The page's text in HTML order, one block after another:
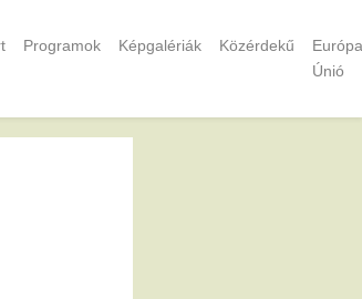
Programok Képgalériák Közérdekű
Únió